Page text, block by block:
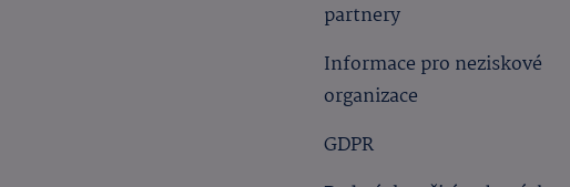
partnery
Informace pro neziskové
organizace
GDPR